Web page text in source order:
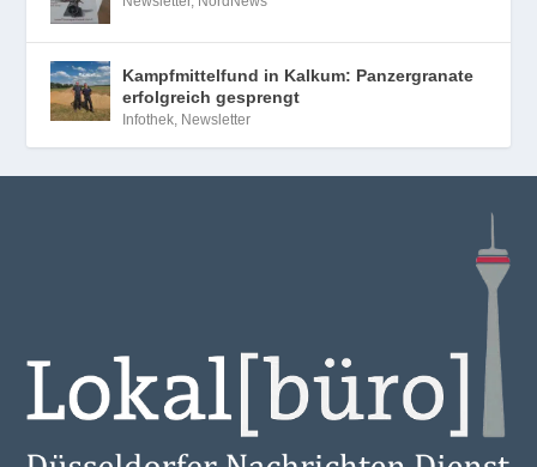
Kampfmittelfund in Kalkum: Panzergranate
erfolgreich gesprengt
Infothek, Newsletter